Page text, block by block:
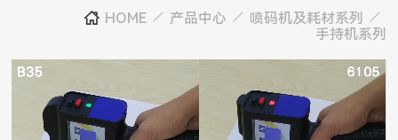
HOME 产品中心
喷码机及耗材系列
手持机系列